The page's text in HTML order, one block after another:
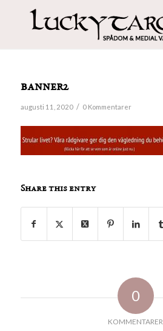
banner2
augusti 11, 2020 / 0 Kommentarer
Share this entry
0
KOMMENTARER